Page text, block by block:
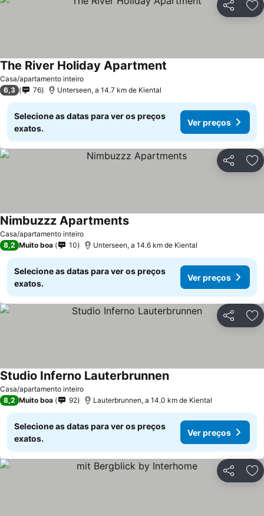
Partilhar
Casa/apartamento inteiro
The River Holiday Apartment
6,3 76 Unterseen, a 14.7 km de Kiental
Selecione as datas para ver os preços
exatos.
Ver preços
Partilhar
Casa/apartamento inteiro
Nimbuzzz Apartments
8,2 Muito boa 10 Unterseen, a 14.6 km de Kiental
Selecione as datas para ver os preços
exatos.
Ver preços
Partilhar
Casa/apartamento inteiro
Studio Inferno Lauterbrunnen
8,2 Muito boa 92 Lauterbrunnen, a 14.0 km de Kiental
Selecione as datas para ver os preços
exatos.
Ver preços
Partilhar